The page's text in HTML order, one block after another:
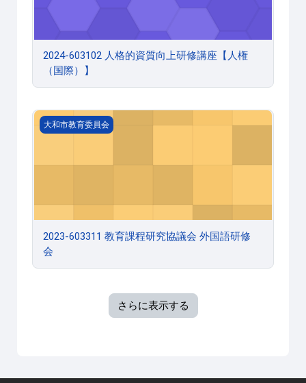
2024-603102 人格的資質向上研修講座【人権
（国際）】
2023-603311 教育課程研究協議会 外国語研修会
大和市教育委員会
2023-603311 教育課程研究協議会 外国語研修
会
さらに表示する